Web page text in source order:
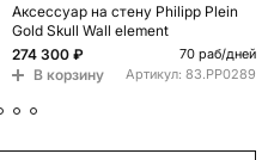
Аксессуар на стену Philipp Plein
Gold Skull Wall element
274 300 ₽
70 раб/дней
В корзину Артикул: 83.PP0289